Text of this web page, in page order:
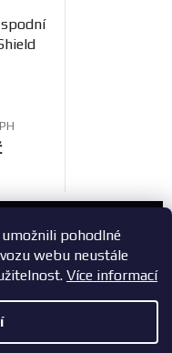
umožnili pohodlné
webu neustále
Více informací
748